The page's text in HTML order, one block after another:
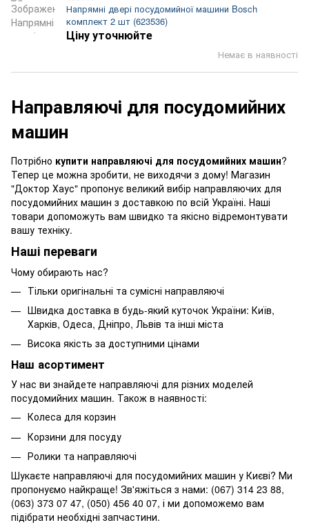
Напрямні двері посудомийної машини Bosch
комплект 2 шт (623536)
Немає в наявності
Ціну уточнюйте
Направляючі для посудомийних
машин
Потрібно купити направляючі для посудомийних машин?
Тепер це можна зробити, не виходячи з дому! Магазин
"Доктор Хаус" пропонує великий вибір направляючих для
посудомийних машин з доставкою по всій Україні. Наші
товари допоможуть вам швидко та якісно відремонтувати
вашу техніку.
Наші переваги
Чому обирають нас?
Тільки оригінальні та сумісні направляючі
Швидка доставка в будь-який куточок України: Київ,
Харків, Одеса, Дніпро, Львів та інші міста
Висока якість за доступними цінами
Наш асортимент
У нас ви знайдете направляючі для різних моделей
посудомийних машин. Також в наявності:
Колеса для корзин
Корзини для посуду
Ролики та направляючі
Шукаєте направляючі для посудомийних машин у Києві? Ми
пропонуємо найкраще! Зв'яжіться з нами: (067) 314 23 88,
(063) 373 07 47, (050) 456 40 07, і ми допоможемо вам
підібрати необхідні запчастини.